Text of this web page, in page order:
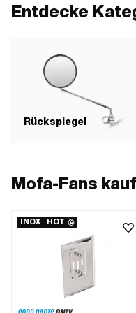
Entdecke
Rückspiegel
Mofa-Fans
INOX HOT